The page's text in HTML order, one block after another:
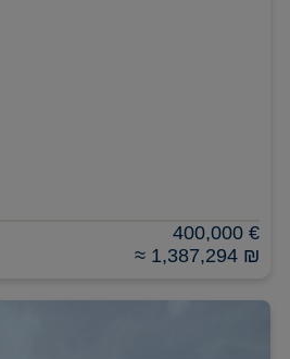
400,000 €
≈ 1,387,294 ₪